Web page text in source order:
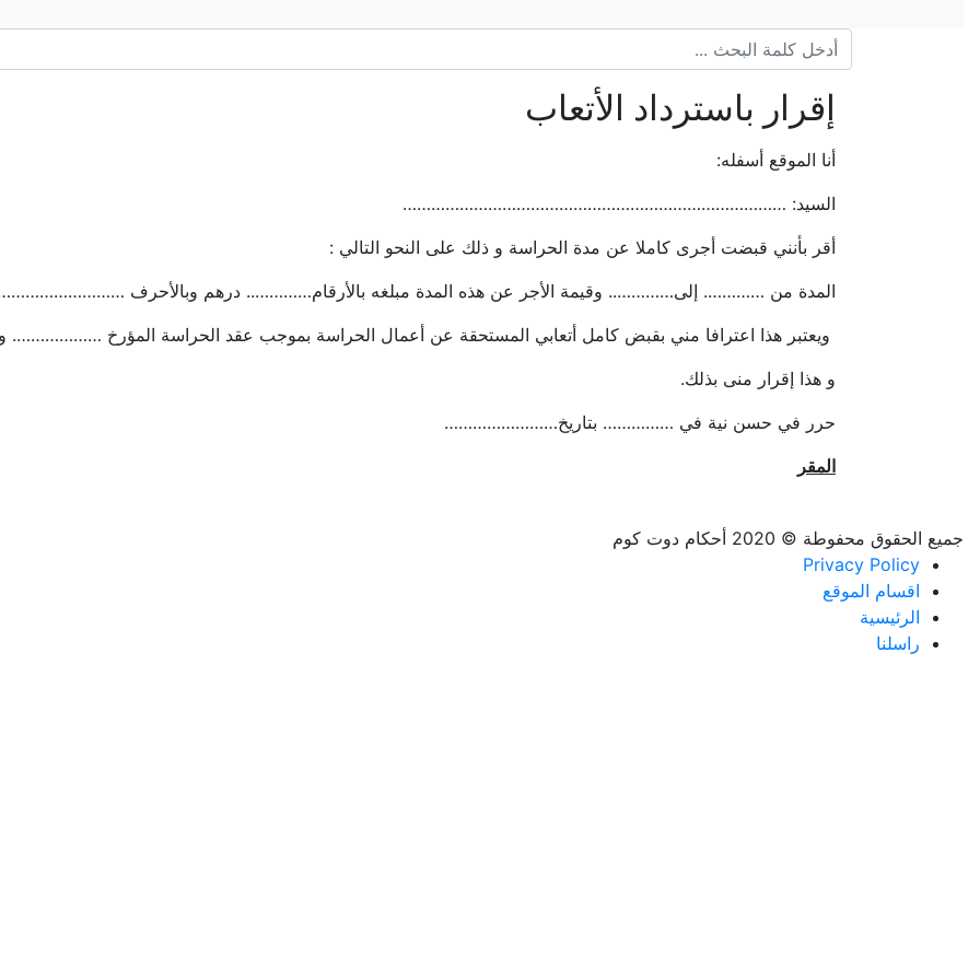
إقرار باسترداد الأتعاب
أنا الموقع أسفله:
السيد: ………………………………………………………………………
أقر بأنني قبضت أجرى كاملا عن مدة الحراسة و ذلك على النحو التالي :
المدة من …………. إلى………….. وقيمة الأجر عن هذه المدة مبلغه بالأرقام………….. درهم وبالأحرف
ويعتبر هذا اعترافا مني بقبض كامل أتعابي المستحقة عن أعمال الحراسة بموجب عقد الحراسة المؤرخ
و هذا إقرار منى بذلك.
حرر في حسن نية في …………… بتاريخ……………………
المقر
جميع الحقوق محفوطة © 2020 أحكام دوت كوم
Privacy Policy
اقسام الموقع
الرئيسية
راسلنا